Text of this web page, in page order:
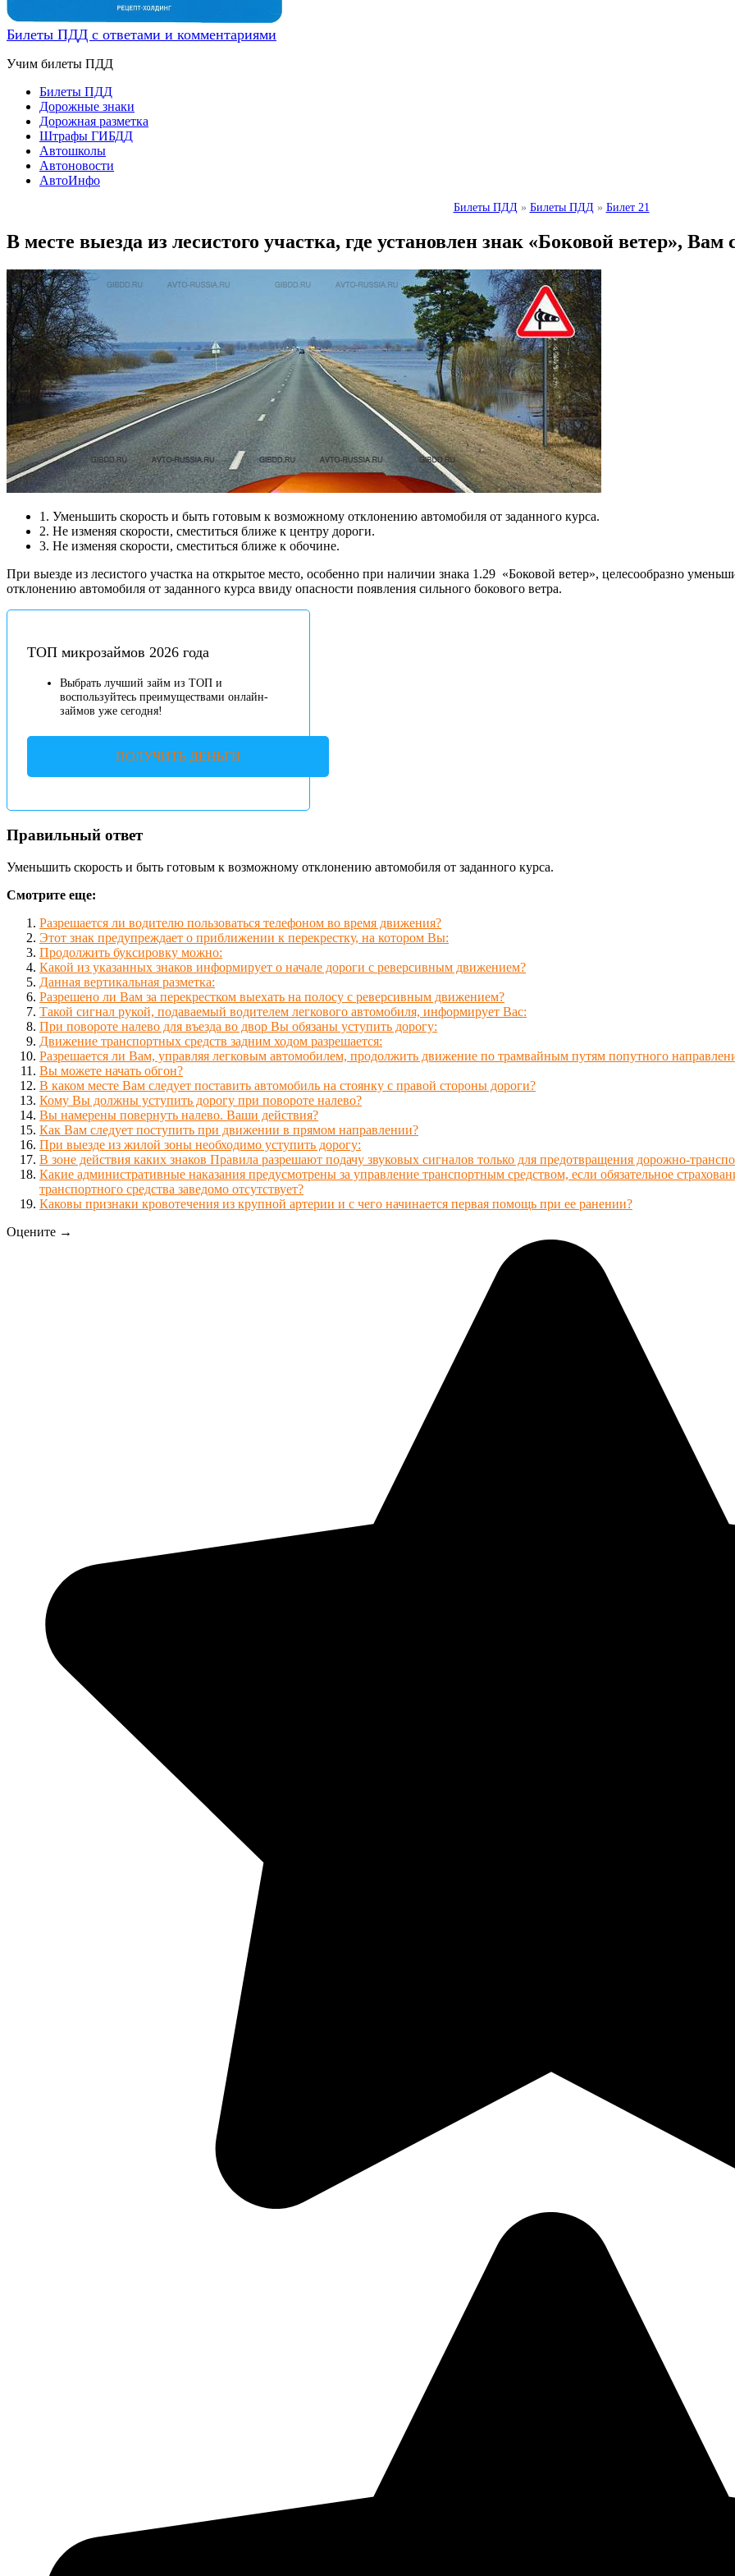
Билеты ПДД с ответами и комментариями
Учим билеты ПДД
Билеты ПДД
Дорожные знаки
Дорожная разметка
Штрафы ГИБДД
Автошколы
Автоновости
АвтоИнфо
Билеты ПДД » Билеты ПДД » Билет 21
В месте выезда из лесистого участка, где установлен знак «Боковой ветер», Вам
1. Уменьшить скорость и быть готовым к возможному отклонению автомобиля от заданного курса.
2. Не изменяя скорости, сместиться ближе к центру дороги.
3. Не изменяя скорости, сместиться ближе к обочине.
При выезде из лесистого участка на открытое место, особенно при наличии знака 1.29 «Боковой ветер», целесообразно
отклонению автомобиля от заданного курса ввиду опасности появления сильного бокового ветра.
ТОП микрозаймов 2026 года
Выбрать лучший займ из ТОП и
воспользуйтесь преимуществами онлайн-
займов уже сегодня!
ПОЛУЧИТЬ ДЕНЬГИ
Правильный ответ
Уменьшить скорость и быть готовым к возможному отклонению автомобиля от заданного курса.
Смотрите еще:
Разрешается ли водителю пользоваться телефоном во время движения?
Этот знак предупреждает о приближении к перекрестку, на котором Вы:
Продолжить буксировку можно:
Какой из указанных знаков информирует о начале дороги с реверсивным движением?
Данная вертикальная разметка:
Разрешено ли Вам за перекрестком выехать на полосу с реверсивным движением?
Такой сигнал рукой, подаваемый водителем легкового автомобиля, информирует Вас:
При повороте налево для въезда во двор Вы обязаны уступить дорогу:
Движение транспортных средств задним ходом разрешается:
Разрешается ли Вам, управляя легковым автомобилем, продолжить движение по трамвайным путям попутного
Вы можете начать обгон?
В каком месте Вам следует поставить автомобиль на стоянку с правой стороны дороги?
Кому Вы должны уступить дорогу при повороте налево?
Вы намерены повернуть налево. Ваши действия?
Как Вам следует поступить при движении в прямом направлении?
При выезде из жилой зоны необходимо уступить дорогу:
В зоне действия каких знаков Правила разрешают подачу звуковых сигналов только для предотвращения дорожно-
Какие административные наказания предусмотрены за управление транспортным средством, если обязательное
транспортного средства заведомо отсутствует?
Каковы признаки кровотечения из крупной артерии и с чего начинается первая помощь при ее ранении?
Оцените →